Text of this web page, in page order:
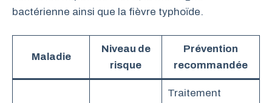
bactérienne ainsi que la fièvre typhoïde.
Maladie
Niveau de
risque
Prévention
recommandée
Traitement